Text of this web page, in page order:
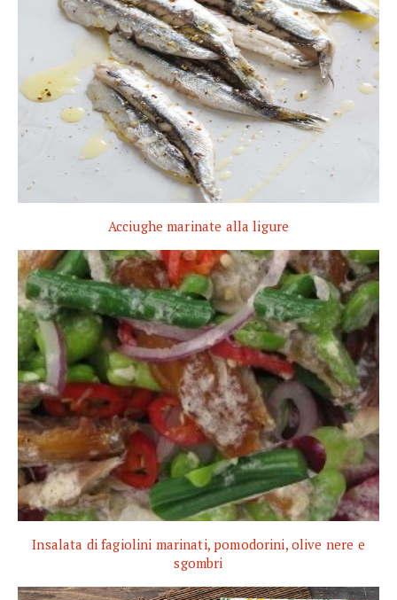
Acciughe marinate alla ligure
Insalata di fagiolini marinati, pomodorini, olive nere e
sgombri